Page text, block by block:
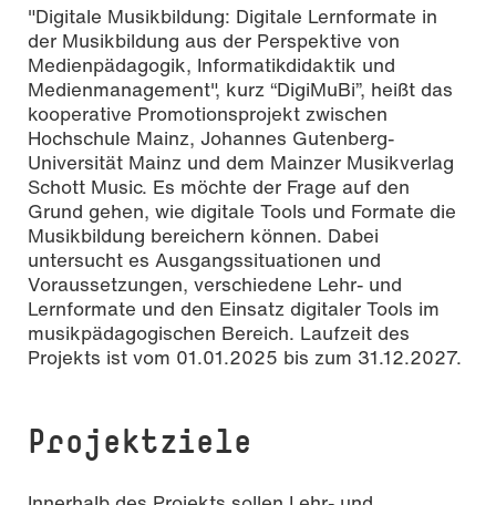
"Digitale Musikbildung: Digitale Lernformate in
der Musikbildung aus der Perspektive von
Medienpädagogik, Informatikdidaktik und
Medienmanagement", kurz “DigiMuBi”, heißt das
kooperative Promotionsprojekt zwischen
Hochschule Mainz, Johannes Gutenberg-
Universität Mainz und dem Mainzer Musikverlag
Schott Music. Es möchte der Frage auf den
Grund gehen, wie digitale Tools und Formate die
Musikbildung bereichern können. Dabei
untersucht es Ausgangssituationen und
Voraussetzungen, verschiedene Lehr- und
Lernformate und den Einsatz digitaler Tools im
musikpädagogischen Bereich. Laufzeit des
Projekts ist vom 01.01.2025 bis zum 31.12.2027.
Projektziele